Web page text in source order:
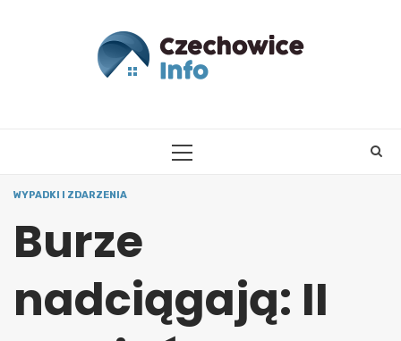
PRIMARY
WYPADKI I ZDARZENIA
Burze
nadciągają: II